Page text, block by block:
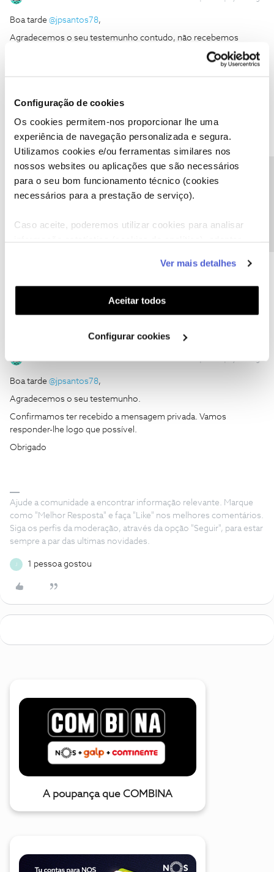
Configuração de cookies
Os cookies permitem-nos proporcionar lhe uma
experiência de navegação personalizada e segura.
Utilizamos cookies e/ou ferramentas similares nos
nossos websites ou aplicações que são necessários
para o seu bom funcionamento técnico (cookies
necessários para a prestação de serviço).
Caso aceite, poderemos utilizar cookies para analisar
funcionalidades (cookies de personalização e
funcionalidade) e adaptar anúncios aos seus interesses
(cookies de publicidade personalizada). Pode gerir a
utilização dos cookies clicando em "Configurar
Ver mais detalhes
Aceitar todos
Configurar cookies
Boa tarde @jpsantos78,
Agradecemos o seu testemunho contudo, não recebemos
@Fórum.
Ajude a comunidade a encontrar informação relevante. Marque
como "Melhor Resposta" e faça "Like" nos melhores comentários.
Siga os perfis da moderação, através da opção "Seguir", para estar
sempre a par das ultimas novidades.
Boa tarde @jpsantos78,
Agradecemos o seu testemunho.
Confirmamos ter recebido a mensagem privada. Vamos
responder-lhe logo que possível.
Obrigado
Ajude a comunidade a encontrar informação relevante. Marque
como "Melhor Resposta" e faça "Like" nos melhores comentários.
Siga os perfis da moderação, através da opção "Seguir", para estar
sempre a par das ultimas novidades.
1 pessoa gostou
A poupança que COMBINA